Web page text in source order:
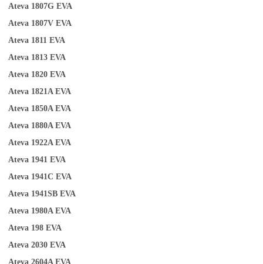
Ateva 1807G EVA
Ateva 1807V EVA
Ateva 1811 EVA
Ateva 1813 EVA
Ateva 1820 EVA
Ateva 1821A EVA
Ateva 1850A EVA
Ateva 1880A EVA
Ateva 1922A EVA
Ateva 1941 EVA
Ateva 1941C EVA
Ateva 1941SB EVA
Ateva 1980A EVA
Ateva 198 EVA
Ateva 2030 EVA
Ateva 2604A EVA